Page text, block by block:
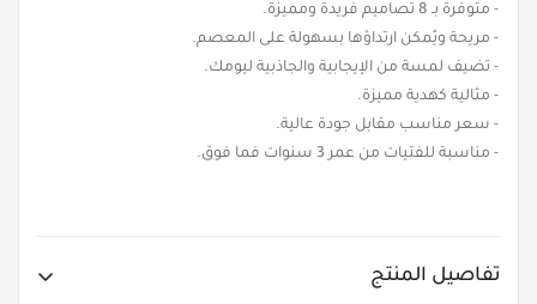
- متوفرة بـ 8 تصاميم فريدة ومميزة.
- مريحة ويُمكن ارتداؤها بسهولة على المعصم.
- تضيف لمسة من الإيجابية والجاذبية ليومك.
- مثالية كهدية مميزة.
- سعر مناسب مقابل جودة عالية.
- مناسبة للفتيات من عمر 3 سنوات فما فوق.
تفاصيل المنتج